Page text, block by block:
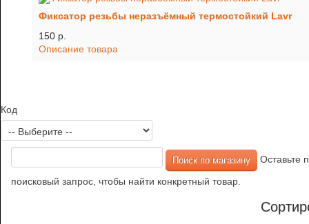
Фиксатор резьбы неразъёмный термостойкий Lavr
150 p.
Описание товара
Код
Оставьте
поисковый запрос, чтобы найти конкретный товар.